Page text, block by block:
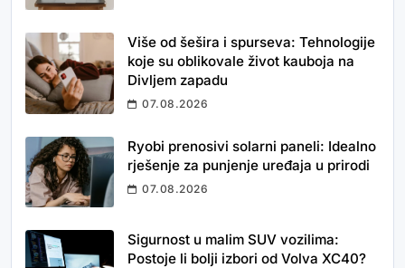
Više od šešira i spurseva: Tehnologije
koje su oblikovale život kauboja na
Divljem zapadu
07.08.2026
Ryobi prenosivi solarni paneli: Idealno
rješenje za punjenje uređaja u prirodi
07.08.2026
Sigurnost u malim SUV vozilima:
Postoje li bolji izbori od Volva XC40?